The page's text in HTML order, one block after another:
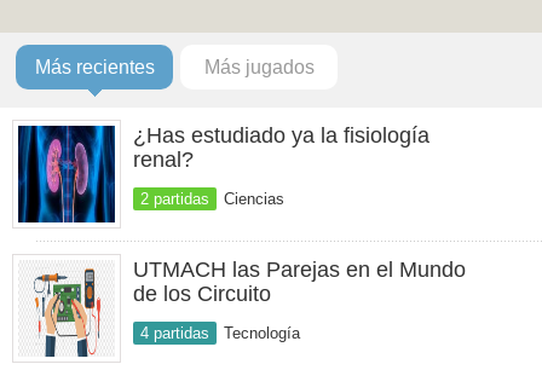
Más recientes Más jugados
¿Has estudiado ya la fisiología
renal?
2 partidas Ciencias
UTMACH las Parejas en el Mundo
de los Circuito
4 partidas Tecnología